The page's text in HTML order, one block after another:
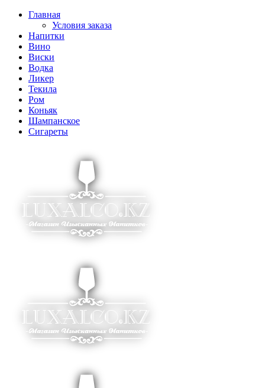
Главная
Условия заказа
Напитки
Вино
Виски
Водка
Ликер
Текила
Ром
Коньяк
Шампанское
Сигареты